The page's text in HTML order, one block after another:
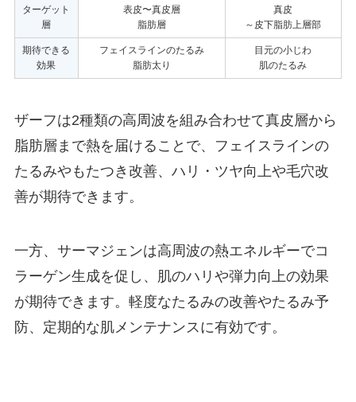
ターゲット
層
表皮〜真皮層
脂肪層
真皮
～皮下脂肪上層部
期待できる
効果
フェイスラインのたるみ
脂肪太り
目元の小じわ
肌のたるみ
ザーフは2種類の高周波を組み合わせて真皮層から
脂肪層まで熱を届けることで、フェイスラインの
たるみやもたつき改善、ハリ・ツヤ向上や毛穴改
善が期待できます。
一方、サーマジェンは高周波の熱エネルギーでコ
ラーゲン生成を促し、肌のハリや弾力向上の効果
が期待できます。軽度なたるみの改善やたるみ予
防、定期的な肌メンテナンスに有効です。